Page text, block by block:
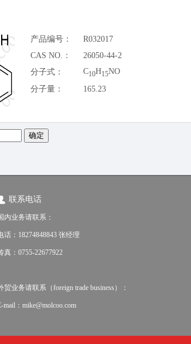
产品编号：
R032017
CAS NO.：
26050-44-2
分子式：
C10H15NO
分子量：
165.23
联系电话
内业务请联系：
话：18274848843 张经理
真：0755-22677922
贸业务请联系（foreign trade business）：
mail：mike@molcoo.com